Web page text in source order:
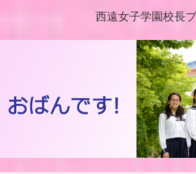
西遠女子学園校長